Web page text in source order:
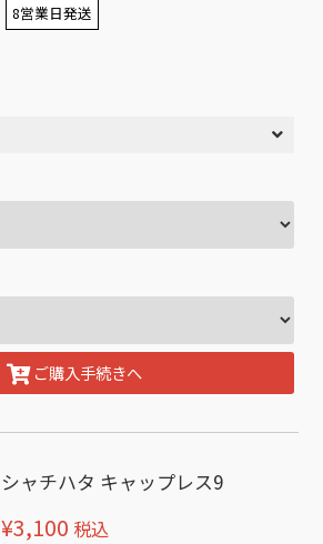
8営業日発送
ご購入手続きへ
シャチハタ キャップレス9
¥3,100 税込